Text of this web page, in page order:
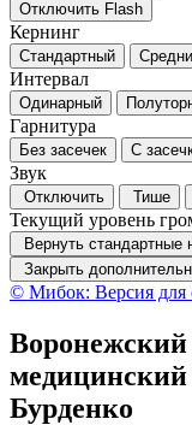
Отключить Flash
Кернинг
Стандартный
Интервал
Одинарный
Гарнитура
Без засечек С
Звук
Отключить Тише
Текущий уровень
Вернуть стандартные
Закрыть
© Мибок: Версия для
Воронежский
Бурденко